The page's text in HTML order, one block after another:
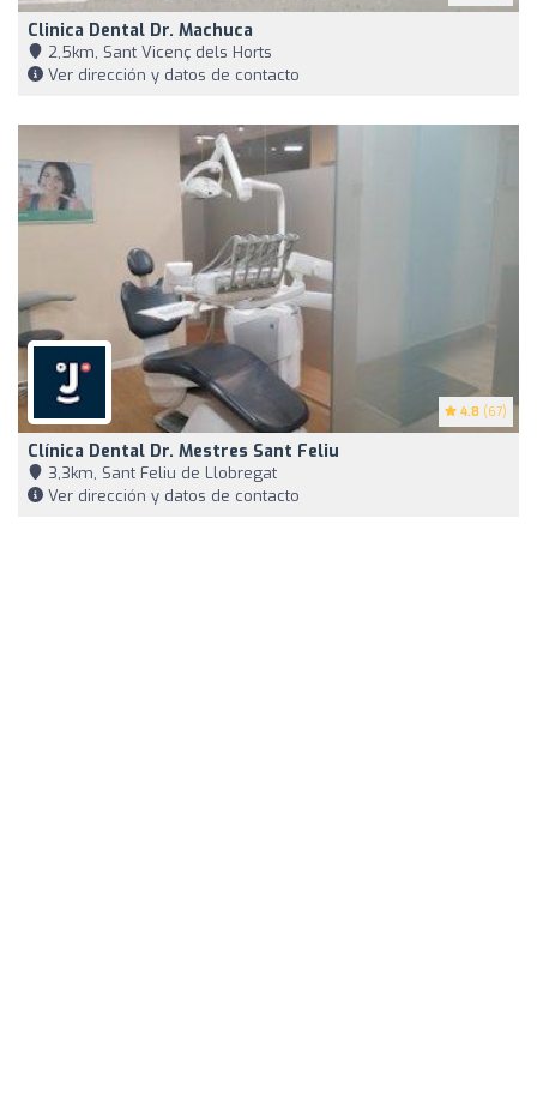
Clinica Dental Dr. Machuca
2,5km, Sant Vicenç dels Horts
Ver dirección y datos de contacto
4.8 (67)
Clínica Dental Dr. Mestres Sant Feliu
3,3km, Sant Feliu de Llobregat
Ver dirección y datos de contacto